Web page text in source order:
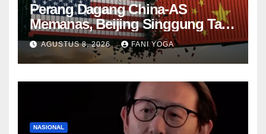
Perang Dagang China-AS
Memanas, Beijing Singgung Tarif
Trump dan Penyelidikan
Keamanan Nasional
AGUSTUS 8, 2026 FANI YOGA
NASIONAL